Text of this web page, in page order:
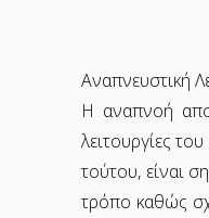
Αναπνευστική
Η αναπνοή
λειτουργίες
τούτου, είναι
τρόπο καθώς